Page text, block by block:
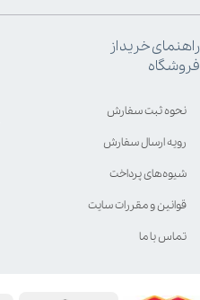
راهنمای خرید از
فروشگاه
نحوه ثبت سفارش
رویه ارسال سفارش
شیوه‌های پرداخت
قوانین و مقررات سایت
تماس با ما